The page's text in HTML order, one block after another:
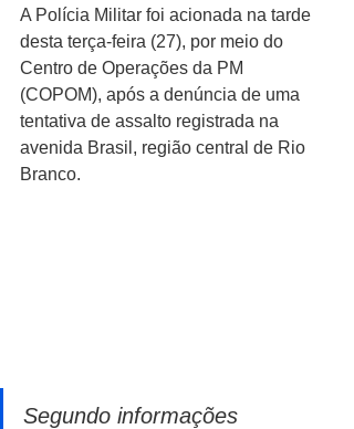
A Polícia Militar foi acionada na tarde
desta terça-feira (27), por meio do
Centro de Operações da PM
(COPOM), após a denúncia de uma
tentativa de assalto registrada na
avenida Brasil, região central de Rio
Branco.
Segundo informações